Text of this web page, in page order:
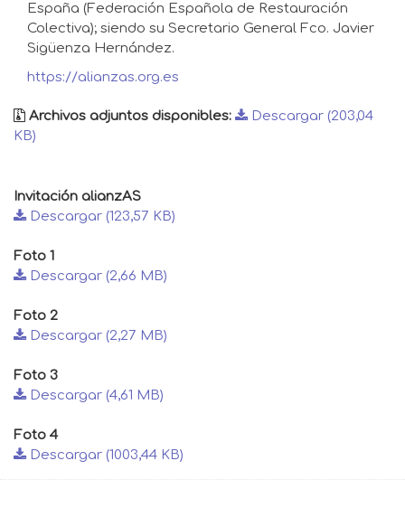
España (Federación Española de Restauración
Colectiva); siendo su Secretario General Fco. Javier
Sigüenza Hernández.
https://alianzas.org.es
Archivos adjuntos disponibles:
Descargar (203,04
KB)
Invitación alianzAS
Descargar (123,57 KB)
Foto 1
Descargar (2,66 MB)
Foto 2
Descargar (2,27 MB)
Foto 3
Descargar (4,61 MB)
Foto 4
Descargar (1003,44 KB)